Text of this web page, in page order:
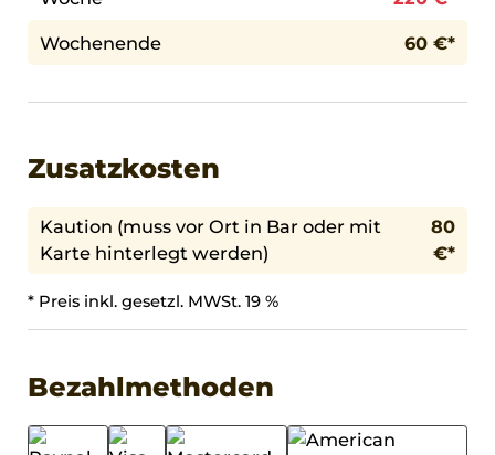
Wochenende 60 €*
Zusatzkosten
Kaution (muss vor Ort in Bar oder mit
Karte hinterlegt werden)
80
€*
* Preis inkl. gesetzl. MWSt. 19 %
Bezahlmethoden